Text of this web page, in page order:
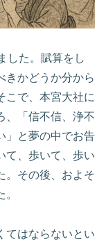
した。賦算をし
きかどうか分から
こで、本宮大社に
、「信不信、浄不
」と夢の中でお告
て、歩いて、歩い
。その後、およそ
てはならないとい